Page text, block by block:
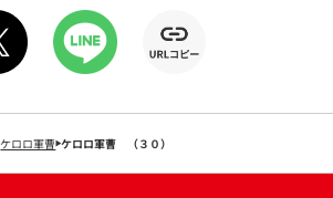
ケロロ軍曹 ケロロ軍曹 （３０）